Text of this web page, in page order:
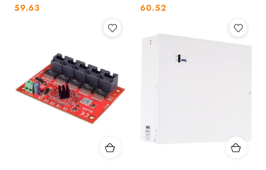
Cena:
59.63 Cena:
60.52